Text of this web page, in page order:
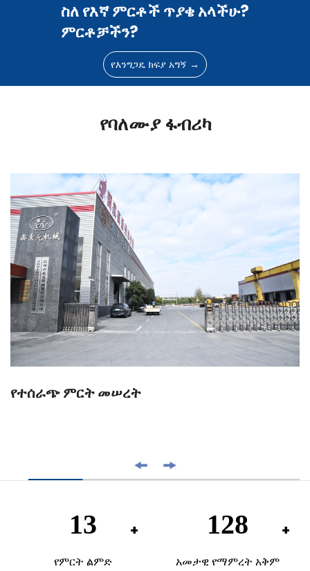
ስለ የእኛ ምርቶች ጥያቄ አላችሁ?
ምርቶቻችን?
የእንግጋዴ ክፍያ አግኝ →
የባለሙያ ፋብሪካ
የተሰራጭ ምርት መሠረት
20
የምርት ልምድ
200
አመታዊ የማምረት አቅም